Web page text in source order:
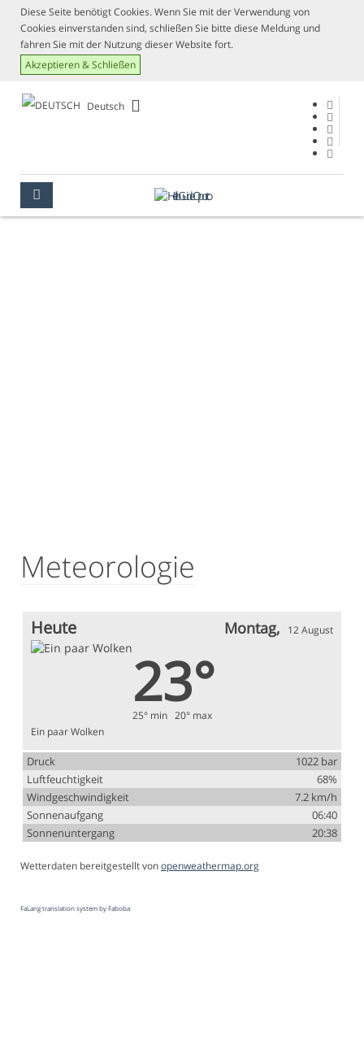
Diese Seite benötigt Cookies. Wenn Sie mit der Verwendung von
Cookies einverstanden sind, schließen Sie bitte diese Meldung und
fahren Sie mit der Nutzung dieser Website fort.
Akzeptieren & Schließen
Deutsch
Meteorologie
Heute Montag, 12 August
23°
25° min 20° max
Ein paar Wolken
Druck
1022 bar
Luftfeuchtigkeit
68%
Windgeschwindigkeit
7.2 km/h
Sonnenaufgang
06:40
Sonnenuntergang
20:38
Wetterdaten bereitgestellt vonopenweathermap.org
FaLang translation system by Faboba